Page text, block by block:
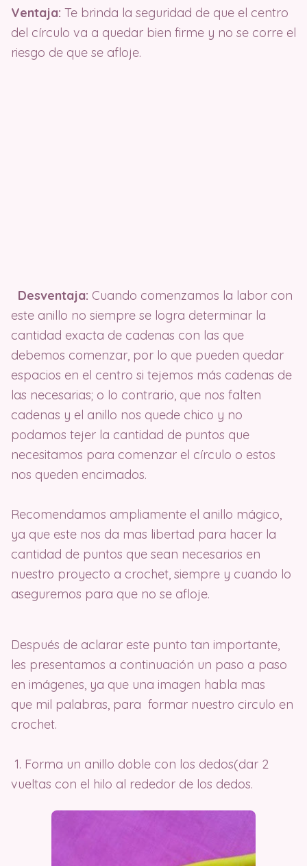
Ventaja: Te brinda la seguridad de que el centro
del círculo va a quedar bien firme y no se corre el
riesgo de que se afloje.
Desventaja: Cuando comenzamos la labor con
este anillo no siempre se logra determinar la
cantidad exacta de cadenas con las que
debemos comenzar, por lo que pueden quedar
espacios en el centro si tejemos más cadenas de
las necesarias; o lo contrario, que nos falten
cadenas y el anillo nos quede chico y no
podamos tejer la cantidad de puntos que
necesitamos para comenzar el círculo o estos
nos queden encimados.
Recomendamos ampliamente el anillo mágico,
ya que este nos da mas libertad para hacer la
cantidad de puntos que sean necesarios en
nuestro proyecto a crochet, siempre y cuando lo
aseguremos para que no se afloje.
Después de aclarar este punto tan importante,
les presentamos a continuación un paso a paso
en imágenes, ya que una imagen habla mas
que mil palabras, para formar nuestro circulo en
crochet.
1. Forma un anillo doble con los dedos(dar 2
vueltas con el hilo al rededor de los dedos.